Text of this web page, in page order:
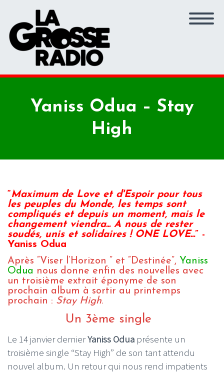
Yaniss Odua – Stay
High
“Maximum de Love et d'Espoir pour tous
les peuples du Monde, les temps sont
compliqués et depuis un moment, mais le
changement viendra... A nous de rester
soudés, unis et solidaires ! ONE LOVE...” -
Yaniss Odua
Après “Viser l’Horizon ” et “Destinée”, Yaniss
Odua nous donne enfin des nouvelles avec
un troisième extrait éponyme de son
prochain album à sortir au printemps
prochain : Stay High.
Un 3ème single
Le 14 janvier dernierYaniss Odua présente un
troisième single “Stay High” de son tant attendu
nouvel album. Un retour qui nous rend impatients